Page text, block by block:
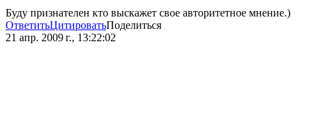
Буду признателен кто выскажет свое авторитетное мнение.)
ОтветитьЦитироватьПоделиться
21 апр. 2009 г., 13:22:02